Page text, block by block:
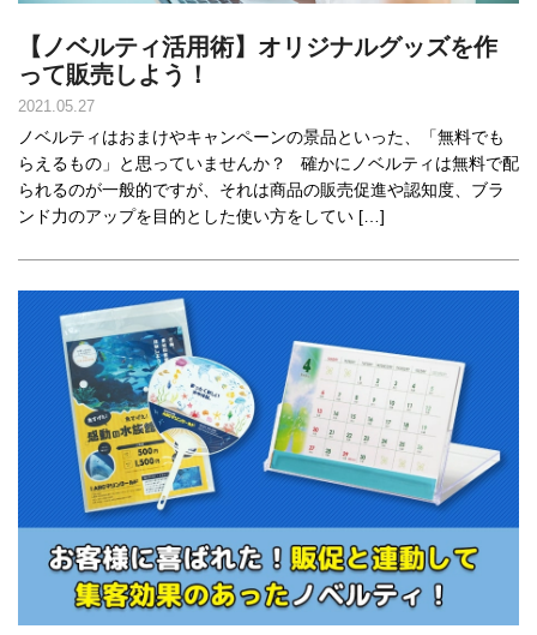
【ノベルティ活用術】オリジナルグッズを作
って販売しよう！
2021.05.27
ノベルティはおまけやキャンペーンの景品といった、「無料でも
らえるもの」と思っていませんか？ 確かにノベルティは無料で配
られるのが一般的ですが、それは商品の販売促進や認知度、ブラ
ンド力のアップを目的とした使い方をしてい […]